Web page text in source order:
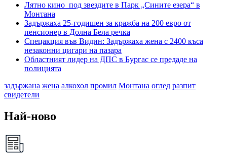
Лятно кино под звездите в Парк „Сините езера“ в
Монтана
Задържаха 25-годишен за кражба на 200 евро от
пенсионер в Долна Бела речка
Спецакция във Видин: Задържаха жена с 2400 къса
незаконни цигари на пазара
Областният лидер на ДПС в Бургас се предаде на
полицията
задържана жена алкохол промил Монтана оглед разпит
свидетели
Най-ново